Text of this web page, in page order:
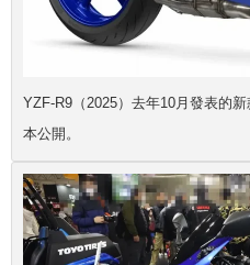
YZF-R9（2025）去年10月發表的
本公開。